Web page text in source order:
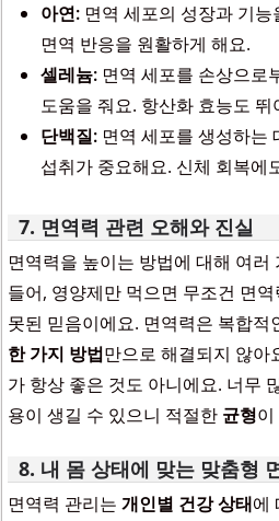
아연: 면역 세포의 성장과 기
면역 반응을 원활하게 해요.
셀레늄: 면역 세포를 손상으로
도움을 줘요. 항산화 효능도 뛰
단백질: 면역 세포를 생성하는
섭취가 중요해요. 신체 회복에
7. 면역력 관련 오해와 진실
면역력을 높이는 방법에 대해 여러
들어, 영양제만 먹으면 무조건 면
못된 믿음이에요. 면역력은 복합적
한 가지 방법만으로 해결되지 않아
가 항상 좋은 것도 아니에요. 너무
용이 생길 수 있으니 적절한 균형
8. 내 몸 상태에 맞는 맞춤형
면역력 관리는 개인별 건강 상태에